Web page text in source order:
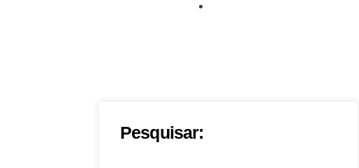
Pesquisar: